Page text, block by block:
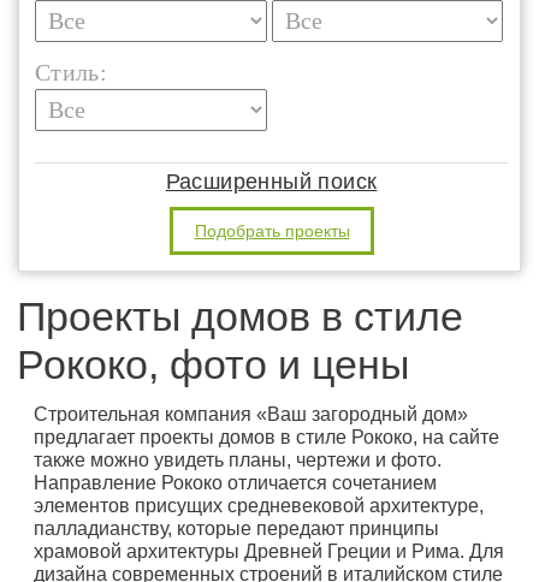
Стиль:
Расширенный поиск
Подобрать проекты
Проекты домов в стиле
Рококо, фото и цены
Строительная компания «Ваш загородный дом»
предлагает проекты домов в стиле Рококо, на сайте
также можно увидеть планы, чертежи и фото.
Направление Рококо отличается сочетанием
элементов присущих средневековой архитектуре,
палладианству, которые передают принципы
храмовой архитектуры Древней Греции и Рима. Для
дизайна современных строений в италийском стиле